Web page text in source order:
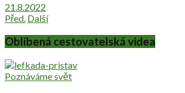
21.8.2022
Před. Další
Oblíbená cestovatelská videa
Poznáváme svět